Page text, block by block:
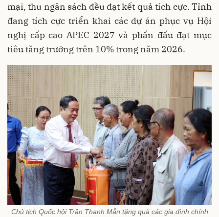
mại, thu ngân sách đều đạt kết quả tích cực. Tỉnh
đang tích cực triển khai các dự án phục vụ Hội
nghị cấp cao APEC 2027 và phấn đấu đạt mục
tiêu tăng trưởng trên 10% trong năm 2026.
Chủ tịch Quốc hội Trần Thanh Mẫn tặng quà các gia đình chính